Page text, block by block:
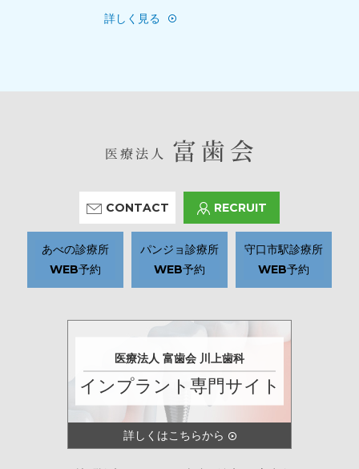
詳しく見る
CONTACT RECRUIT
あべの診療所
WEB予約
パンジョ診療所
WEB予約
守口市駅診療所
WEB予約
医療法人 富歯会 川上歯科
インプラント専門サイト
詳しくはこちらから